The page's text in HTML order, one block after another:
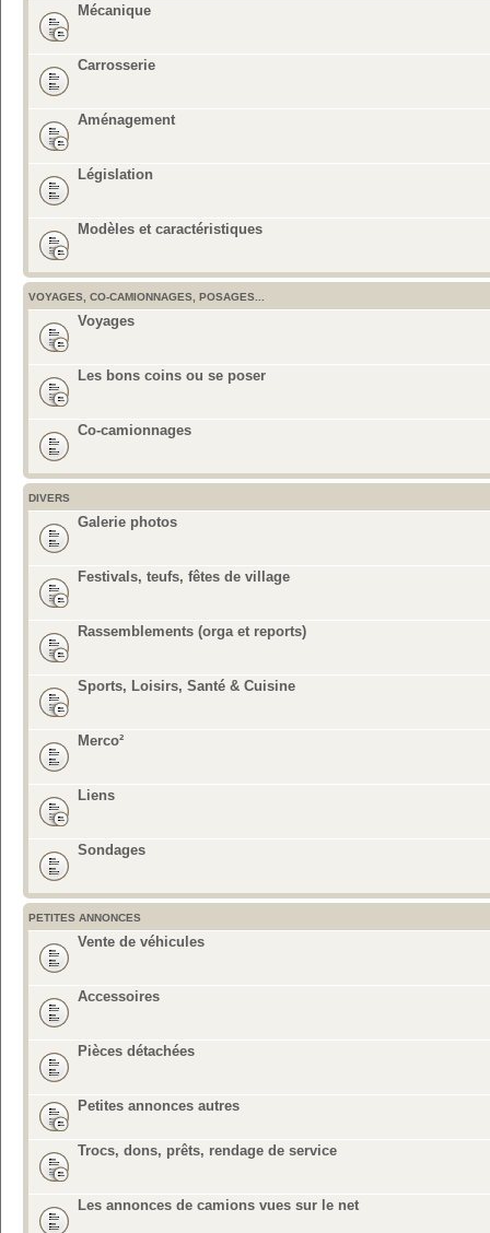
Mécanique
Carrosserie
Aménagement
Législation
Modèles et caractéristiques
VOYAGES, CO-CAMIONNAGES, POSAGES...
Voyages
Les bons coins ou se poser
Co-camionnages
DIVERS
Galerie photos
Festivals, teufs, fêtes de village
Rassemblements (orga et reports)
Sports, Loisirs, Santé & Cuisine
Merco²
Liens
Sondages
PETITES ANNONCES
Vente de véhicules
Accessoires
Pièces détachées
Petites annonces autres
Trocs, dons, prêts, rendage de service
Les annonces de camions vues sur le net